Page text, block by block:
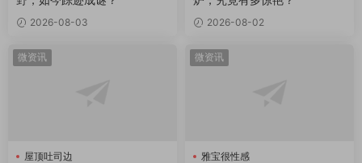
2026-08-03 2026-08-02
微资讯
屋顶吐司边
微资讯
雅宝很性感